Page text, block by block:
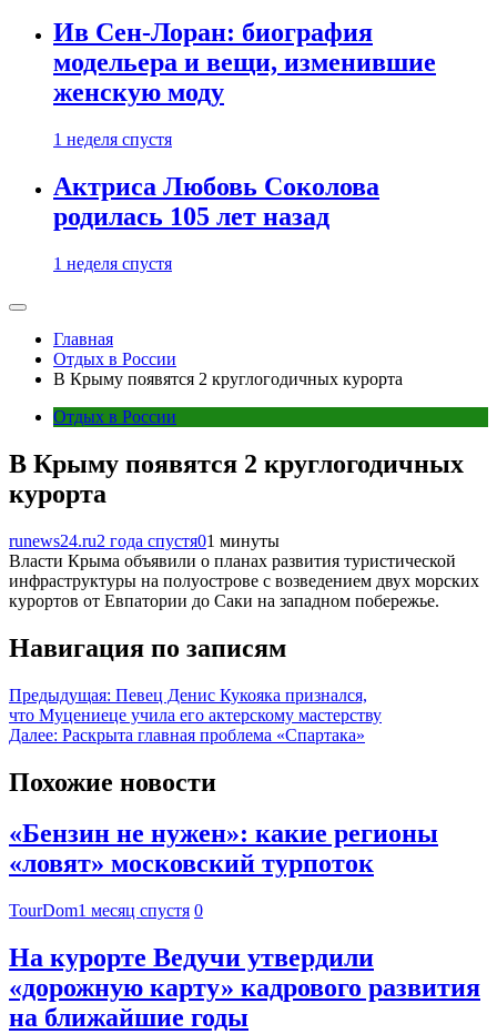
Ив Сен-Лоран: биография
модельера и вещи, изменившие
женскую моду
1 неделя спустя
Актриса Любовь Соколова
родилась 105 лет назад
1 неделя спустя
Главная
Отдых в России
В Крыму появятся 2 круглогодичных курорта
Отдых в России
В Крыму появятся 2 круглогодичных
курорта
runews24.ru2 года спустя01 минуты
Власти Крыма объявили о планах развития туристической
инфраструктуры на полуострове с возведением двух морских
курортов от Евпатории до Саки на западном побережье.
Навигация по записям
Предыдущая: Певец Денис Кукояка признался,
что Муцениеце учила его актерскому мастерству
Далее: Раскрыта главная проблема «Спартака»
Похожие новости
«Бензин не нужен»: какие регионы
«ловят» московский турпоток
TourDom1 месяц спустя 0
На курорте Ведучи утвердили
«дорожную карту» кадрового развития
на ближайшие годы